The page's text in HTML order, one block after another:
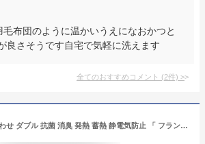
布団のように温かいうえになおかつと
良さそうです自宅で気軽に洗えます
全てのおすすめコメント (2件) >
5層 毛布 2枚合わせ ダブル 抗菌 消臭 発熱 蓄熱 静電気防止 「 フラン 2枚合わせ毛布 (トップサーモSP) 」 ダブル：約180×200cm 厚手 洗える 毛布 あったか 冬 フランネル 車中泊 ブランケット